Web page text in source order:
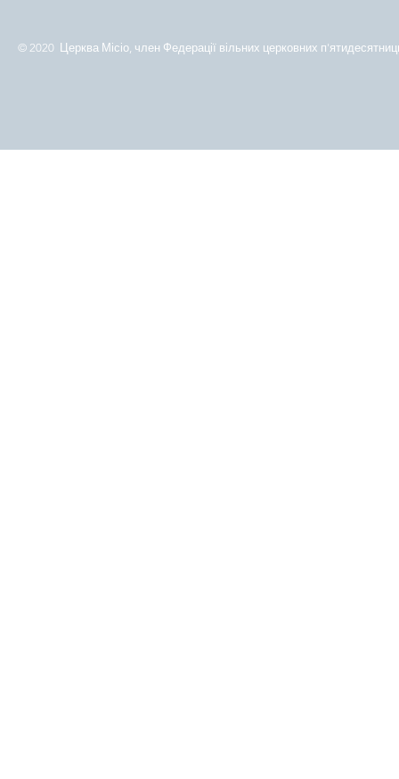
© 2020 Церква Місіо, член Федерації вільних церковних